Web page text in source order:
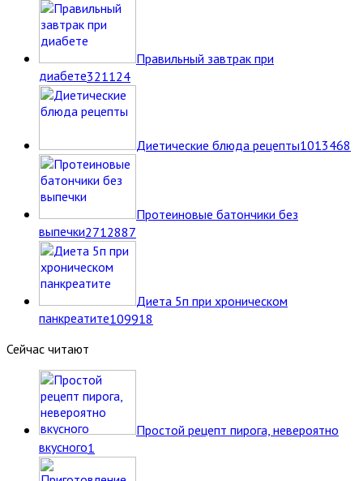
Правильный завтрак при
диабете321124
Диетические блюда рецепты1013468
Протеиновые батончики без
выпечки2712887
Диета 5п при хроническом
панкреатите109918
Сейчас читают
Простой рецепт пирога, невероятно
вкусного1